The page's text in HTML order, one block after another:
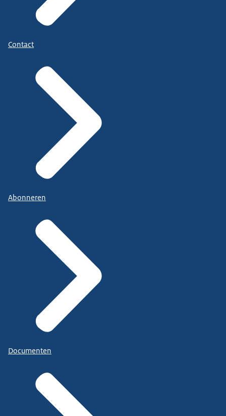
Contact
Abonneren
Documenten